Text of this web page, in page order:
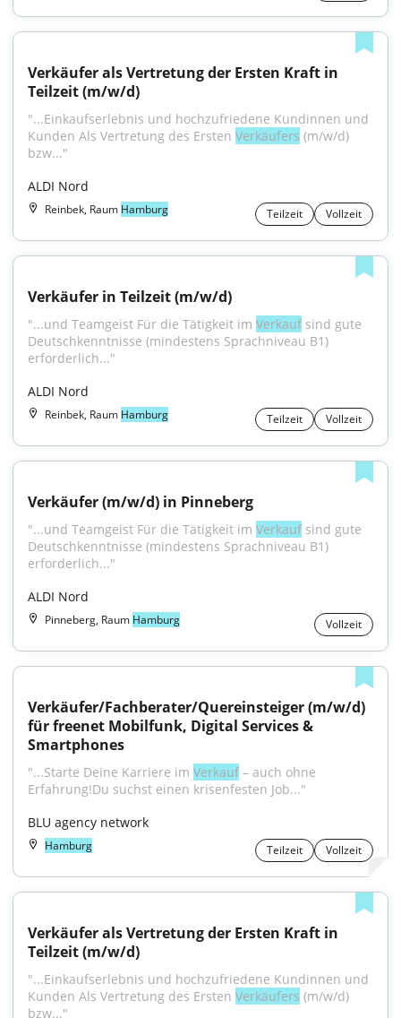
Verkäufer als Vertretung der Ersten Kraft in
Teilzeit (m/w/d)
"...Einkaufserlebnis und hochzufriedene Kundinnen und
Kunden Als Vertretung des Ersten Verkäufers (m/w/d)
bzw..."
ALDI Nord
Reinbek, Raum Hamburg Teilzeit Vollzeit
Verkäufer in Teilzeit (m/w/d)
"...und Teamgeist Für die Tätigkeit im Verkauf sind gute
Deutschkenntnisse (mindestens Sprachniveau B1)
erforderlich..."
ALDI Nord
Reinbek, Raum Hamburg Teilzeit Vollzeit
Verkäufer (m/w/d) in Pinneberg
"...und Teamgeist Für die Tätigkeit im Verkauf sind gute
Deutschkenntnisse (mindestens Sprachniveau B1)
erforderlich..."
ALDI Nord
Pinneberg, Raum Hamburg Vollzeit
Verkäufer/Fachberater/Quereinsteiger (m/w/d)
für freenet Mobilfunk, Digital Services &
Smartphones
"...Starte Deine Karriere im Verkauf – auch ohne
Erfahrung!Du suchst einen krisenfesten Job..."
BLU agency network
Hamburg Teilzeit Vollzeit
Verkäufer als Vertretung der Ersten Kraft in
Teilzeit (m/w/d)
"...Einkaufserlebnis und hochzufriedene Kundinnen und
Kunden Als Vertretung des Ersten Verkäufers (m/w/d)
bzw..."